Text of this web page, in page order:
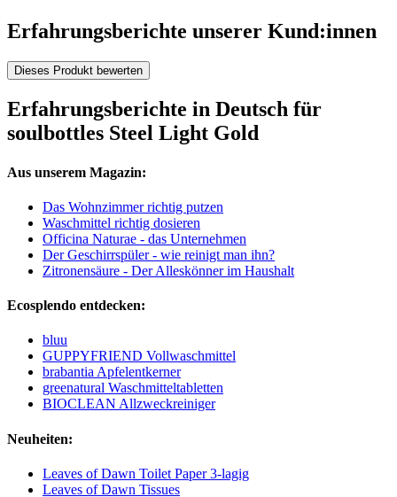
Erfahrungsberichte unserer Kund:innen
Dieses Produkt bewerten
Erfahrungsberichte in Deutsch für
soulbottles Steel Light Gold
Aus unserem Magazin:
Das Wohnzimmer richtig putzen
Waschmittel richtig dosieren
Officina Naturae - das Unternehmen
Der Geschirrspüler - wie reinigt man ihn?
Zitronensäure - Der Alleskönner im Haushalt
Ecosplendo entdecken:
bluu
GUPPYFRIEND Vollwaschmittel
brabantia Apfelentkerner
greenatural Waschmitteltabletten
BIOCLEAN Allzweckreiniger
Neuheiten:
Leaves of Dawn Toilet Paper 3-lagig
Leaves of Dawn Tissues